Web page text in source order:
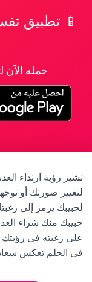
حمله
تشير رؤية ارتداء
لتغيير صورتك أو
لحبيبك يرمز إلى
حبيبك منك شراء
على رغبته في رؤيتك
في الحلم تعكس